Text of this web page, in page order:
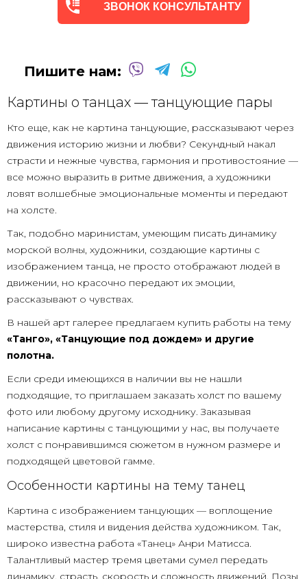
ЗВОНОК КОНСУЛЬТАНТУ
Пишите нам:
Картины о танцах — танцующие пары
Кто еще, как не картина танцующие, рассказывают через
движения историю жизни и любви? Секундный накал
страсти и нежные чувства, гармония и противостояние —
все можно выразить в ритме движения, а художники
ловят волшебные эмоциональные моменты и передают
на холсте.
Так, подобно маринистам, умеющим писать динамику
морской волны, художники, создающие картины с
изображением танца, не просто отображают людей в
движении, но красочно передают их эмоции,
рассказывают о чувствах.
В нашей арт галерее предлагаем купить работы на тему
«Танго», «Танцующие под дождем» и другие
полотна.
Если среди имеющихся в наличии вы не нашли
подходящие, то приглашаем заказать холст по вашему
фото или любому другому исходнику. Заказывая
написание картины с танцующими у нас, вы получаете
холст с понравившимся сюжетом в нужном размере и
подходящей цветовой гамме.
Особенности картины на тему танец
Картина с изображением танцующих — воплощение
мастерства, стиля и видения действа художником. Так,
широко известна работа «Танец» Анри Матисса.
Талантливый мастер тремя цветами сумел передать
динамику, страсть, скорость и сложность движений. Позы